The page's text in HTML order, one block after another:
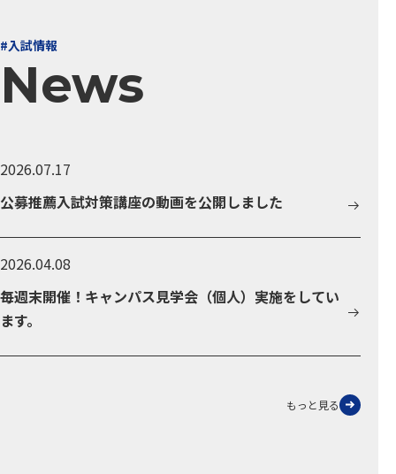
#入試情報
News
2026.07.17
公募推薦入試対策講座の動画を公開しました
2026.04.08
毎週末開催！キャンパス見学会（個人）実施をしてい
ます。
もっと見る